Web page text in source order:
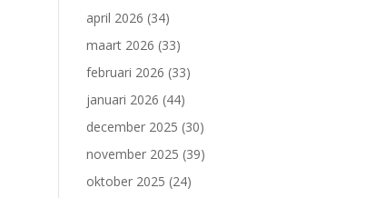
april 2026 (34)
maart 2026 (33)
februari 2026 (33)
januari 2026 (44)
december 2025 (30)
november 2025 (39)
oktober 2025 (24)